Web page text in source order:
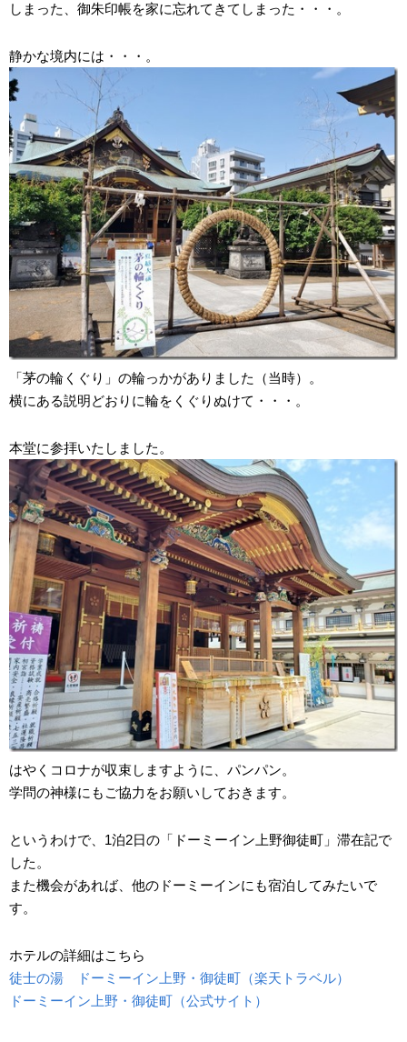
しまった、御朱印帳を家に忘れてきてしまった・・・。
静かな境内には・・・。
「茅の輪くぐり」の輪っかがありました（当時）。
横にある説明どおりに輪をくぐりぬけて・・・。
本堂に参拝いたしました。
はやくコロナが収束しますように、パンパン。
学問の神様にもご協力をお願いしておきます。
というわけで、1泊2日の「ドーミーイン上野御徒町」滞在記で
した。
また機会があれば、他のドーミーインにも宿泊してみたいで
す。
ホテルの詳細はこちら
徒士の湯 ドーミーイン上野・御徒町（楽天トラベル）
ドーミーイン上野・御徒町（公式サイト）